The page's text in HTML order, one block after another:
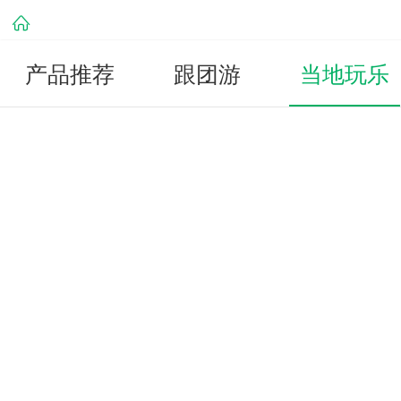
产品推荐 跟团游 当地玩乐